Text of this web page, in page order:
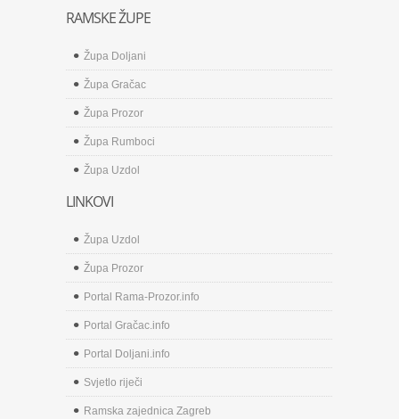
RAMSKE ŽUPE
Župa Doljani
Župa Gračac
Župa Prozor
Župa Rumboci
Župa Uzdol
LINKOVI
Župa Uzdol
Župa Prozor
Portal Rama-Prozor.info
Portal Gračac.info
Portal Doljani.info
Svjetlo riječi
Ramska zajednica Zagreb